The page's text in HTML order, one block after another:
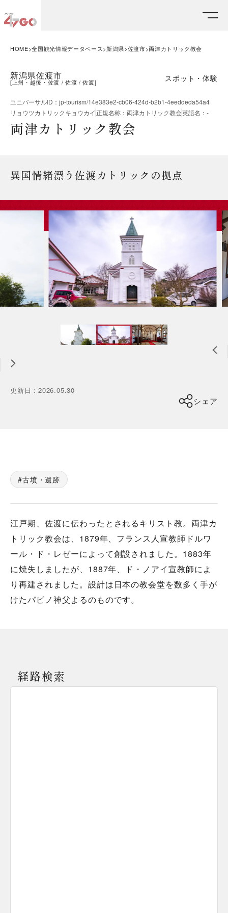
HOME 全国観光情報データベース 新潟県 佐渡市 両津カトリック教会
新潟県佐渡市
[上州・越後・佐渡 佐渡 佐渡] スポット・体験
ユニバーサルID ： jp-tourism/14e383e2-cb06-424d-b2b1-4eeddeda54a4
リョウツカトリックキョウカイ正規名称 ： 両津カトリック教会英語名 ： -
両津カトリック教会
異国情緒漂う佐渡カトリックの拠点
更新日 ：2026.05.30
シェア
古墳・遺跡
江戸期、佐渡に伝わったとされるキリスト教。両津カ
トリック教会は、1879年、フランス人宣教師ドルワ
ール・ド・レゼーによって創設されました。1883年
に焼失しましたが、1887年、ド・ノアイ宣教師によ
り再建されました。設計は日本の教会堂を数多く手が
けたパピノ神父よるのものです。
経路検索